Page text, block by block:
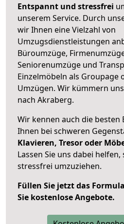
Entspannt und stressfrei
unserem Service. Durch
wir Ihnen eine Vielzahl von
Umzugsdienstleistungen
Büroumzüge,
Seniorenumzüge und
Einzelmöbeln als Groupage
Umzügen. Wir kümmern
nach Akraberg.
Wir kennen auch die
Ihnen bei schweren
Klavieren, Tresor oder
Lassen Sie uns dabei
stressfrei umzuziehen.
Füllen Sie jetzt das
Sie kostenlose Angebote.